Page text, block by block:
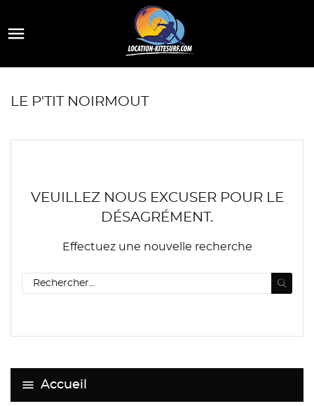

Accueil
LE P'TIT NOIRMOUT
VEUILLEZ NOUS EXCUSER POUR LE
DÉSAGRÉMENT.
Effectuez une nouvelle recherche